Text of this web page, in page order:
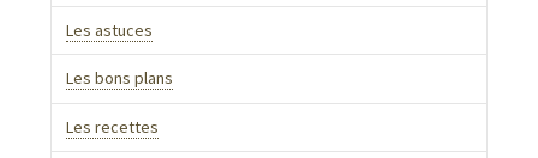
Les astuces
Les bons plans
Les recettes